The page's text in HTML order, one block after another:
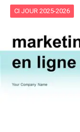
CI JOUR 2025-2026